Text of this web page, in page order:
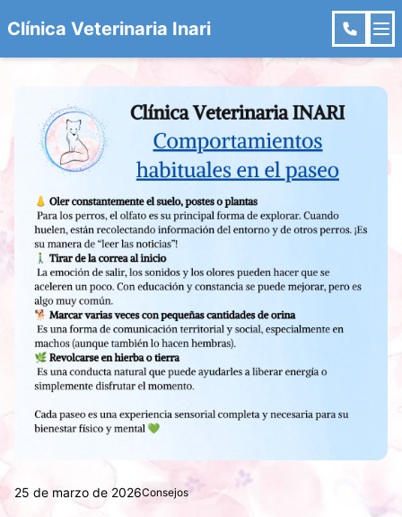
Clínica Veterinaria Inari
25 de marzo de 2026Consejos